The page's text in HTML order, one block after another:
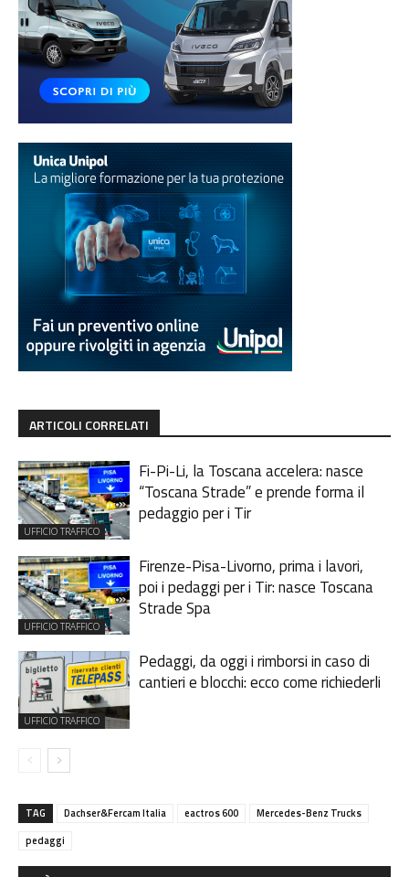
ARTICOLI CORRELATI
UFFICIO TRAFFICO
Fi-Pi-Li, la Toscana accelera: nasce
“Toscana Strade” e prende forma il
pedaggio per i Tir
UFFICIO TRAFFICO
Firenze-Pisa-Livorno, prima i lavori,
poi i pedaggi per i Tir: nasce Toscana
Strade Spa
UFFICIO TRAFFICO
Pedaggi, da oggi i rimborsi in caso di
cantieri e blocchi: ecco come richiederli
TAG Dachser&Fercam Italia eactros 600
Mercedes-Benz Trucks
pedaggi